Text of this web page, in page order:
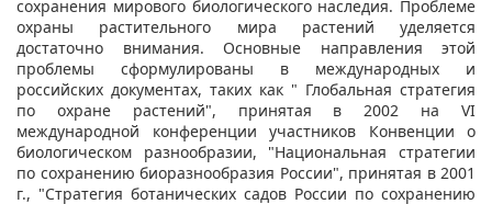
сохранения мирового биологического наследия. Проблеме
охраны растительного мира растений уделяется
достаточно внимания. Основные направления этой
проблемы сформулированы в международных и
российских документах, таких как " Глобальная стратегия
по охране растений", принятая в 2002 на VI
международной конференции участников Конвенции о
биологическом разнообразии, "Национальная стратегии
по сохранению биоразнообразия России", принятая в 2001
г., "Стратегия ботанических садов России по сохранению